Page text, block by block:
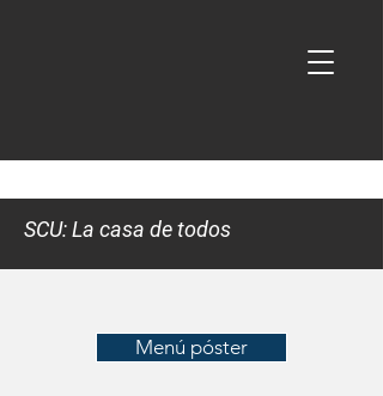
SCU: La casa de todos
Menú póster